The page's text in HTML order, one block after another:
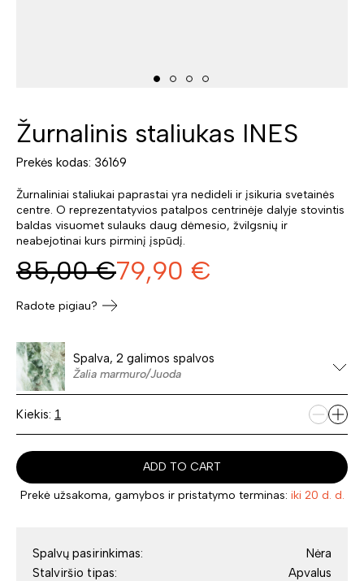
Žurnalinis staliukas INES
Prekės kodas: 36169
Žurnaliniai staliukai paprastai yra nedideli ir įsikuria svetainės
centre. O reprezentatyvios patalpos centrinėje dalyje stovintis
baldas visuomet sulauks daug dėmesio, žvilgsnių ir
neabejotinai kurs pirminį įspūdį.
85,00 €79,90 €
Radote pigiau?
Spalva, 2 galimos spalvos
Žalia marmuro/Juoda
Kiekis:
ADD TO CART
Prekė užsakoma, gamybos ir pristatymo terminas: iki 20 d. d.
Spalvų pasirinkimas:
Nėra
Stalviršio tipas:
Apvalus